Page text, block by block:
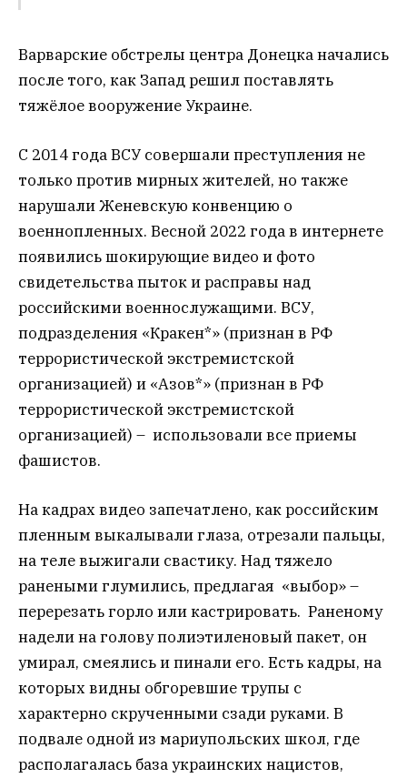
Варварские обстрелы центра Донецка начались
после того, как Запад решил поставлять
тяжёлое вооружение Украине.
С 2014 года ВСУ совершали преступления не
только против мирных жителей, но также
нарушали Женевскую конвенцию о
военнопленных. Весной 2022 года в интернете
появились шокирующие видео и фото
свидетельства пыток и расправы над
российскими военнослужащими. ВСУ,
подразделения «Кракен*» (признан в РФ
террористической экстремистской
организацией) и «Азов*» (признан в РФ
террористической экстремистской
организацией) – использовали все приемы
фашистов.
На кадрах видео запечатлено, как российским
пленным выкалывали глаза, отрезали пальцы,
на теле выжигали свастику. Над тяжело
ранеными глумились, предлагая «выбор» –
перерезать горло или кастрировать. Раненому
надели на голову полиэтиленовый пакет, он
умирал, смеялись и пинали его. Есть кадры, на
которых видны обгоревшие трупы с
характерно скрученными сзади руками. В
подвале одной из мариупольских школ, где
располагалась база украинских нацистов,